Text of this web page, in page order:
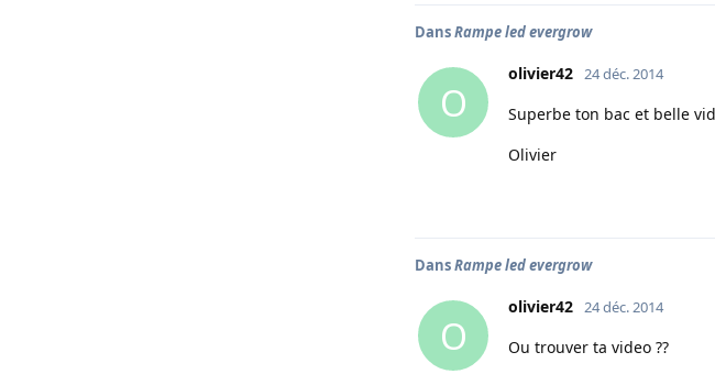
DansRampe led evergrow
O
olivier42 24 déc. 2014
Superbe ton bac et belle
Olivier
DansRampe led evergrow
O
olivier42 24 déc. 2014
Ou trouver ta video ??